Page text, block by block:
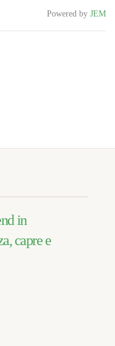
Powered by JEM
in
capre e